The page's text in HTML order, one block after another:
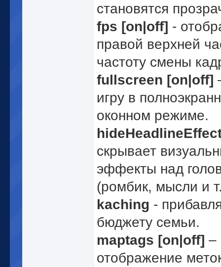
становятся
fps [on|off] -
правой верхней
частоту смены
fullscreen [on|off]
игру в
оконном режиме.
скрывает
эффекты над
(ромбик, мысли и
kaching -
бюджету семьи.
maptags [on|off] –
отображение